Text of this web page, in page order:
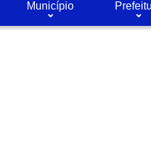
Município